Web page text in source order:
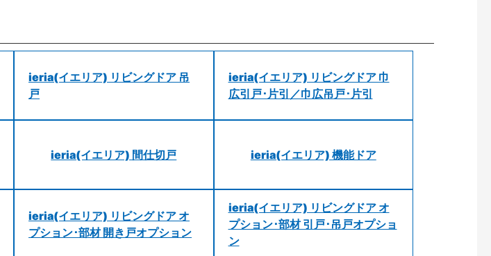
ieria(イエリア) リビングドア 吊
戸
ieria(イエリア) リビングドア 巾
広引戸･片引／巾広吊戸･片引
ieria(イエリア) 間仕切戸 ieria(イエリア) 機能ドア
ieria(イエリア) リビングドア オ
プション･部材 開き戸オプション
ieria(イエリア) リビングドア オ
プション･部材 引戸･吊戸オプショ
ン